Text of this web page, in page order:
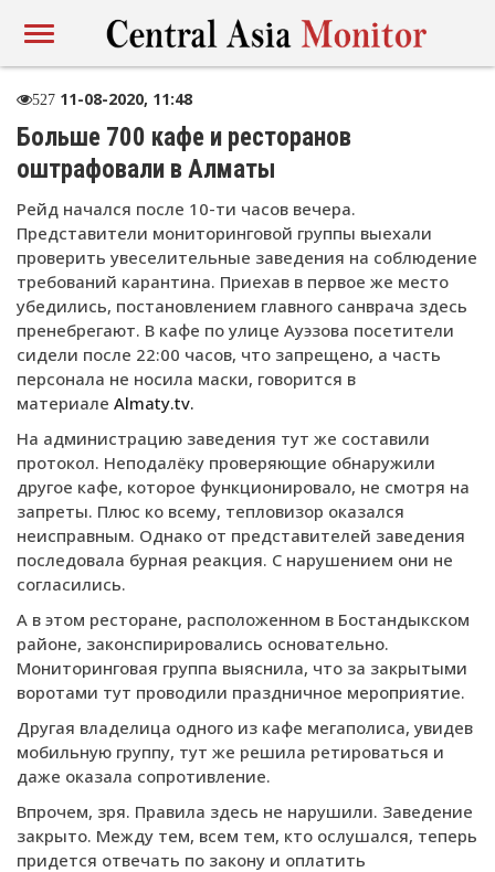
527 11-08-2020, 11:48
Больше 700 кафе и ресторанов
оштрафовали в Алматы
Рейд начался после 10-ти часов вечера.
Представители мониторинговой группы выехали
проверить увеселительные заведения на соблюдение
требований карантина. Приехав в первое же место
убедились, постановлением главного санврача здесь
пренебрегают. В кафе по улице Ауэзова посетители
сидели после 22:00 часов, что запрещено, а часть
персонала не носила маски, говорится в
материале Almaty.tv.
На администрацию заведения тут же составили
протокол. Неподалёку проверяющие обнаружили
другое кафе, которое функционировало, не смотря на
запреты. Плюс ко всему, тепловизор оказался
неисправным. Однако от представителей заведения
последовала бурная реакция. С нарушением они не
согласились.
А в этом ресторане, расположенном в Бостандыкском
районе, законспирировались основательно.
Мониторинговая группа выяснила, что за закрытыми
воротами тут проводили праздничное мероприятие.
Другая владелица одного из кафе мегаполиса, увидев
мобильную группу, тут же решила ретироваться и
даже оказала сопротивление.
Впрочем, зря. Правила здесь не нарушили. Заведение
закрыто. Между тем, всем тем, кто ослушался, теперь
придется отвечать по закону и оплатить